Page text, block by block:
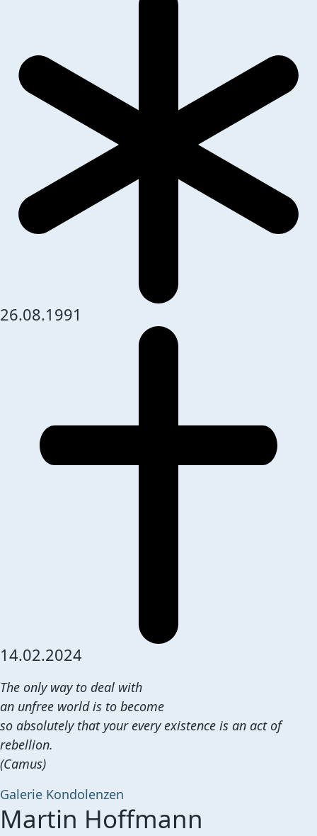
26.08.1991
14.02.2024
The only way to deal with
an unfree world is to become
so absolutely that your every existence is an act of
rebellion.
(Camus)
Galerie Kondolenzen
Martin Hoffmann